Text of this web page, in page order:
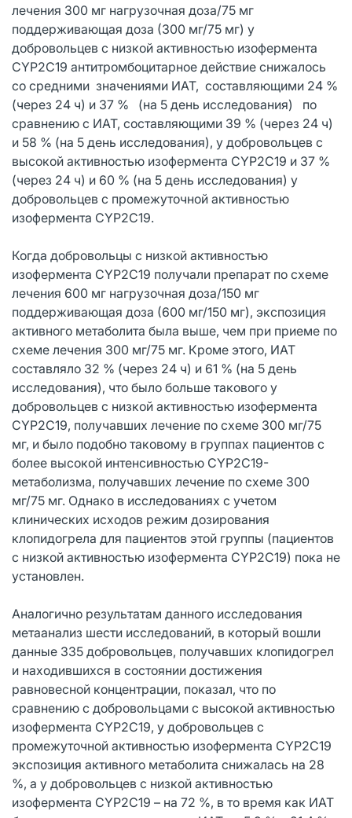
лечения 300 мг нагрузочная доза/75 мг
поддерживающая доза (300 мг/75 мг) у
добровольцев с низкой активностью изофермента
СYР2С19 антитромбоцитарное действие снижалось
со средними значениями ИАТ, составляющими 24 %
(через 24 ч) и 37 % (на 5 день исследования) по
сравнению с ИАТ, составляющими 39 % (через 24 ч)
и 58 % (на 5 день исследования), у добровольцев с
высокой активностью изофермента СYР2С19 и 37 %
(через 24 ч) и 60 % (на 5 день исследования) у
добровольцев с промежуточной активностью
изофермента CYP2C19.
Когда добровольцы с низкой активностью
изофермента CYP2C19 получали препарат по схеме
лечения 600 мг нагрузочная доза/150 мг
поддерживающая доза (600 мг/150 мг), экспозиция
активного метаболита была выше, чем при приеме по
схеме лечения 300 мг/75 мг. Кроме этого, ИАТ
составляло 32 % (через 24 ч) и 61 % (на 5 день
исследования), что было больше такового у
добровольцев с низкой активностью изофермента
CYP2C19, получавших лечение по схеме 300 мг/75
мг, и было подобно таковому в группах пациентов с
более высокой интенсивностью CYP2C19-
метаболизма, получавших лечение по схеме 300
мг/75 мг. Однако в исследованиях с учетом
клинических исходов режим дозирования
клопидогрела для пациентов этой группы (пациентов
с низкой активностью изофермента CYP2C19) пока не
установлен.
Аналогично результатам данного исследования
метаанализ шести исследований, в который вошли
данные 335 добровольцев, получавших клопидогрел
и находившихся в состоянии достижения
равновесной концентрации, показал, что по
сравнению с добровольцами с высокой активностью
изофермента СYР2С19, у добровольцев с
промежуточной активностью изофермента СYР2С19
экспозиция активного метаболита снижалась на 28
%, а у добровольцев с низкой активностью
изофермента CYP2C19 – на 72 %, в то время как ИАТ